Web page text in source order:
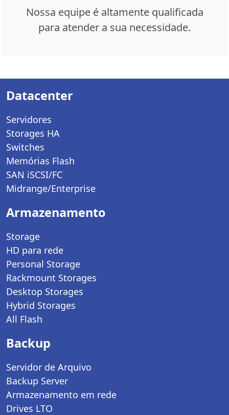
Nossa equipe é altamente qualificada
para atender a sua necessidade.
Datacenter
Servidores
Storages HA
Switches
Memórias Flash
SAN iSCSI/FC
Midrange/Enterprise
Armazenamento
Storage
HD para rede
Personal Storage
Rackmount Storages
Desktop Storages
Hybrid Storages
All Flash
Backup
Servidor de Arquivo
Backup Server
Armazenamento em rede
Drives LTO